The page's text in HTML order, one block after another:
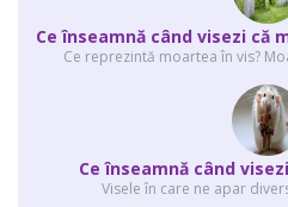
Ce reprezintă moartea în vis?
Ce înseamnă când
Visele în care ne apar